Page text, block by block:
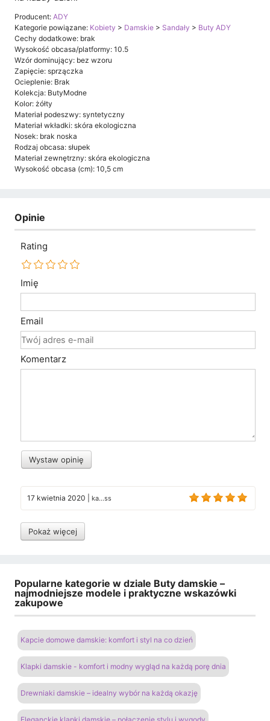
Producent: ADY
Kategorie powiązane: Kobiety > Damskie > Sandały > Buty ADY
Cechy dodatkowe: brak
Wysokość obcasa/platformy: 10.5
Wzór dominujący: bez wzoru
Zapięcie: sprzączka
Ocieplenie: Brak
Kolekcja: ButyModne
Kolor: żółty
Materiał podeszwy: syntetyczny
Materiał wkładki: skóra ekologiczna
Nosek: brak noska
Rodzaj obcasa: słupek
Materiał zewnętrzny: skóra ekologiczna
Wysokość obcasa (cm): 10,5 cm
Opinie
Rating
Imię
Email
Komentarz
Wystaw opinię
17 kwietnia 2020 ka...ss
Pokaż więcej
Popularne kategorie w dziale Buty damskie –
najmodniejsze modele i praktyczne wskazówki
zakupowe
Kapcie domowe damskie: komfort i styl na co dzień
Klapki damskie - komfort i modny wygląd na każdą porę dnia
Drewniaki damskie – idealny wybór na każdą okazję